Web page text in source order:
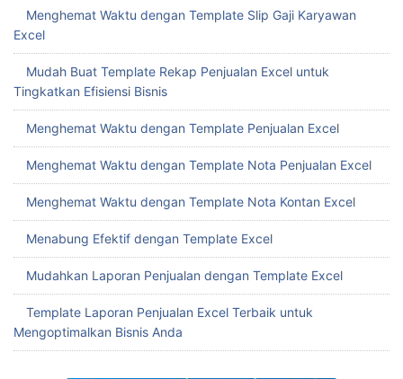
Menghemat Waktu dengan Template Slip Gaji Karyawan
Excel
Mudah Buat Template Rekap Penjualan Excel untuk
Tingkatkan Efisiensi Bisnis
Menghemat Waktu dengan Template Penjualan Excel
Menghemat Waktu dengan Template Nota Penjualan Excel
Menghemat Waktu dengan Template Nota Kontan Excel
Menabung Efektif dengan Template Excel
Mudahkan Laporan Penjualan dengan Template Excel
Template Laporan Penjualan Excel Terbaik untuk
Mengoptimalkan Bisnis Anda